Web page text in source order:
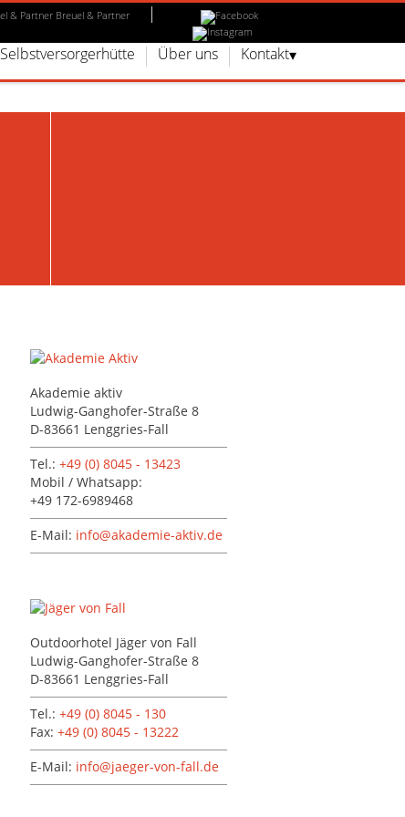
Breuel & Partner
Selbstversorgerhütte Über uns Kontakt
Akademie aktiv
Ludwig-Ganghofer-Straße 8
D-83661 Lenggries-Fall
Tel.: +49 (0) 8045 - 13423
Mobil / Whatsapp:
+49 172-6989468
E-Mail: info@akademie-aktiv.de
Outdoorhotel Jäger von Fall
Ludwig-Ganghofer-Straße 8
D-83661 Lenggries-Fall
Tel.: +49 (0) 8045 - 130
Fax: +49 (0) 8045 - 13222
E-Mail: info@jaeger-von-fall.de